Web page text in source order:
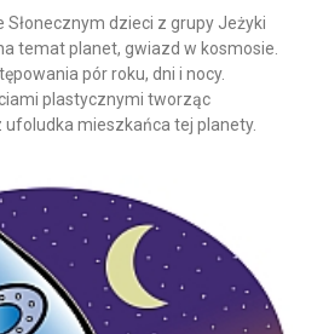
Słonecznym dzieci z grupy Jeżyki
temat planet, gwiazd w kosmosie.
pór roku, dni i nocy.
plastycznymi tworząc
ufoludka mieszkańca tej planety.